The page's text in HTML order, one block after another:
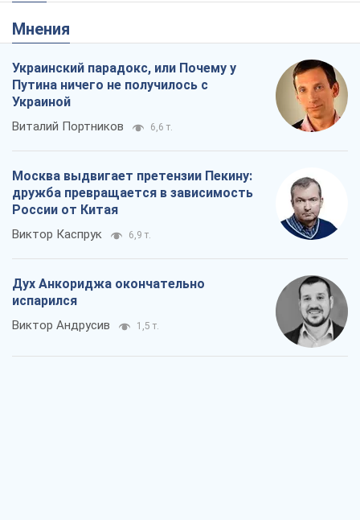
Мнения
Украинский парадокс, или Почему у
Путина ничего не получилось с
Украиной
Виталий Портников 6,6 т.
Москва выдвигает претензии Пекину:
дружба превращается в зависимость
России от Китая
Виктор Каспрук 6,9 т.
Дух Анкориджа окончательно
испарился
Виктор Андрусив 1,5 т.